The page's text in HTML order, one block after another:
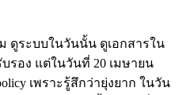
ดูระบบในวันนั้น ดูเอกสารใน
อง แต่ในวันที่ 20 เมษายน
เพราะรู้สึกว่ายุ่งยาก ในวัน